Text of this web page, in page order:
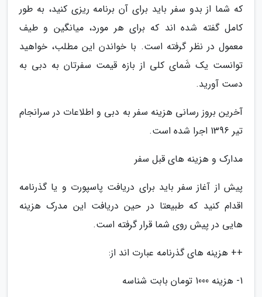
که شما از بدو سفر باید برای آن برنامه ریزی کنید، به طور
کامل گفته شده اند که برای هر مورد، میانگین و طیف
معمول در نظر گرفته است. با خواندن این مطلب، خواهید
توانست یک شَمای کلی از بازه قیمت سفرتان به دبی به
دست آورید.
آخرین بروز رسانی هزینه سفر به دبی و اطلاعات در سرانجام
تیر 1396 اجرا شده است.
مدارک و هزینه های قبل سفر
پیش از آغاز سفر باید برای دریافت پاسپورت و یا گذرنامه
اقدام کنید که طبیعتا در حین دریافت این مدرک هزینه
هایی در پیش روی شما قرار گرفته است.
++ هزینه های گذرنامه عبارت اند از:
1- هزینه 1000 تومان بابت شناسه